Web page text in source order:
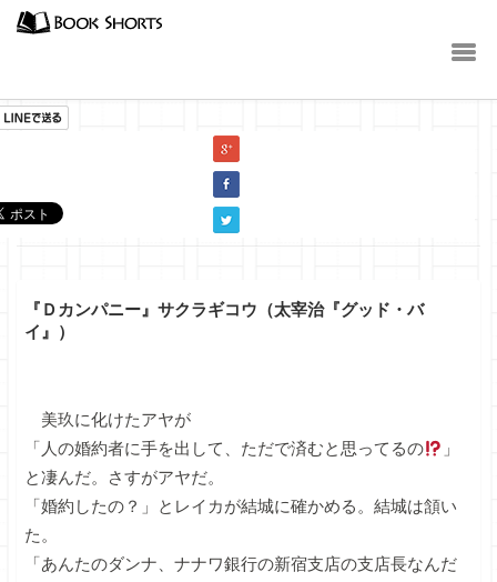
『Ｄカンパニー』サクラギコウ（太宰治『グッド・バ
イ』）
美玖に化けたアヤが
「人の婚約者に手を出して、ただで済むと思ってるの
」
と凄んだ。さすがアヤだ。
「婚約したの？」とレイカが結城に確かめる。結城は頷い
た。
「あんたのダンナ、ナナワ銀行の新宿支店の支店長なんだ